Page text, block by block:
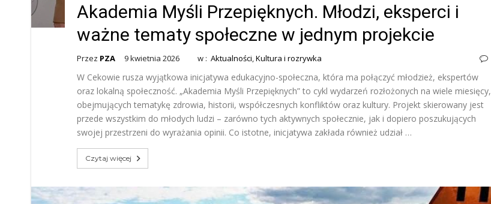
Akademia Myśli Przepięknych. Młodzi, eksperci i
ważne tematy społeczne w jednym projekcie
Przez PZA 9 kwietnia 2026 w : Aktualności,Kultura i rozrywka
W Cekowie rusza wyjątkowa inicjatywa edukacyjno-społeczna, która ma połączyć młodzież, ekspertów
oraz lokalną społeczność. „Akademia Myśli Przepięknych” to cykl wydarzeń rozłożonych na wiele miesięcy,
obejmujących tematykę zdrowia, historii, współczesnych konfliktów oraz kultury. Projekt skierowany jest
przede wszystkim do młodych ludzi – zarówno tych aktywnych społecznie, jak i dopiero poszukujących
swojej przestrzeni do wyrażania opinii. Co istotne, inicjatywa zakłada również udział …
Czytaj więcej